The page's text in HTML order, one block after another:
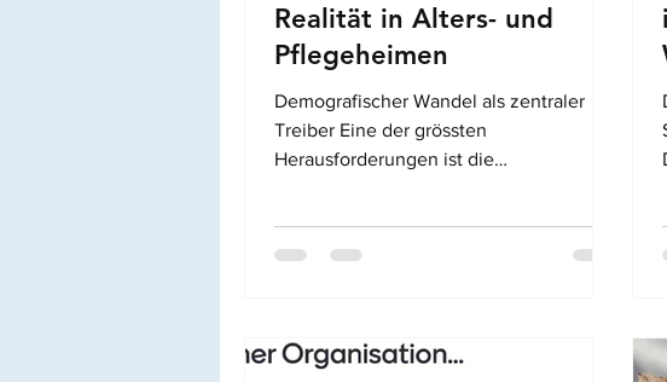
Komplexität Digitalisierung
Leadership / Management
Realität in Alters- und
Pflegeheimen
Demografischer Wandel als zentraler
Treiber Eine der grössten
Herausforderungen ist die
damit steigt auch der Bedarf an
2025). Konkret bedeutet das, dass etwa